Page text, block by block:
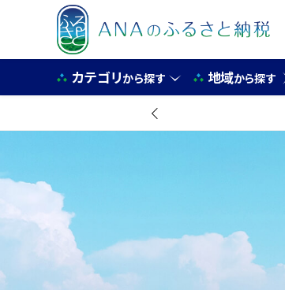
カテゴリから探す 地域から探す